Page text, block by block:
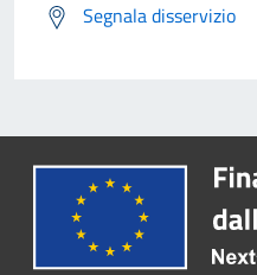
Segnala disservizio